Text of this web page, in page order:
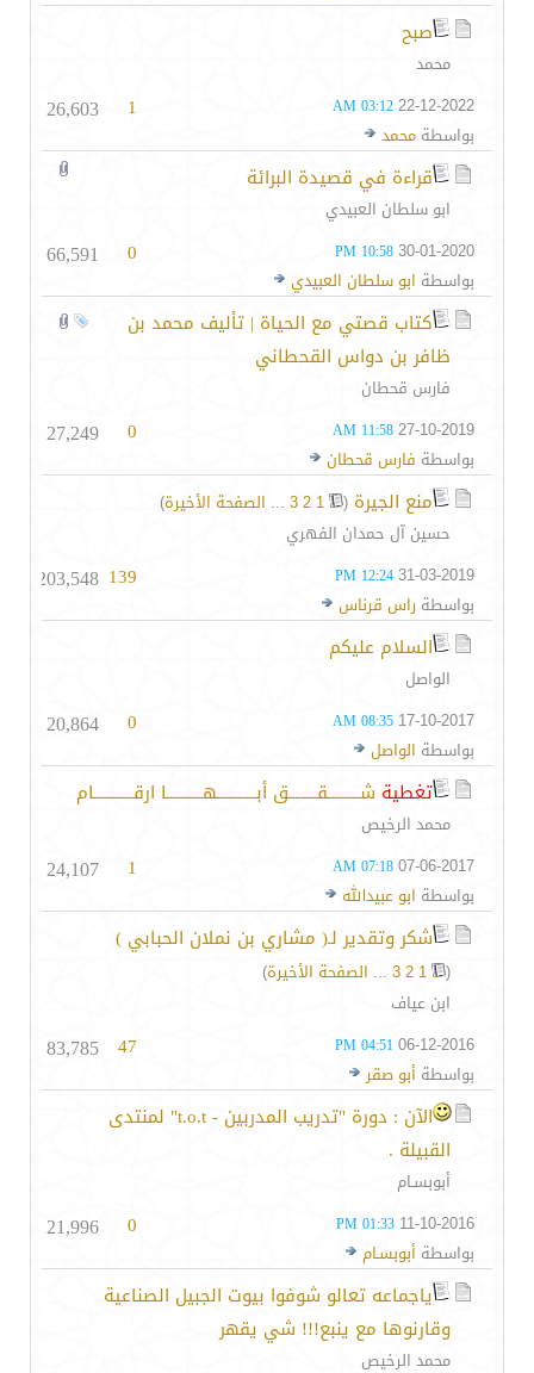
صبح
محمد
22-12-2022
03:12 AM
بواسطة محمد
1
26,603
قراءة في قصيدة البرائة
ابو سلطان العبيدي
30-01-2020
10:58 PM
بواسطة ابو سلطان العبيدي
0
66,591
كتاب قصتي مع الحياة | تأليف محمد بن
ظافر بن دواس القحطاني
فارس قحطان
27-10-2019
11:58 AM
بواسطة فارس قحطان
0
27,249
منع الجيرة (
1
2
3
... الصفحة الأخيرة)
حسين آل حمدان الفهري
31-03-2019
12:24 PM
بواسطة راس قرناس
139
203,548
السلام عليكم
الواصل
17-10-2017
08:35 AM
بواسطة الواصل
0
20,864
تغطية شـــــــــقــــــــق أبـــــــــــهــــــــــا ارقـــــــــــام
محمد الرخيص
07-06-2017
07:18 AM
بواسطة ابو عبيدالله
1
24,107
شكر وتقدير لـ( مشاري بن نملان الحبابي )
(
1
2
3
... الصفحة الأخيرة)
ابن عياف
06-12-2016
04:51 PM
بواسطة أبو صقر
47
83,785
الآن : دورة "تدريب المدربين - t.o.t" لمنتدى
القبيلة .
أبوبسـام
11-10-2016
01:33 PM
بواسطة أبوبسـام
0
21,996
ياجماعه تعالو شوفوا بيوت الجبيل الصناعية
وقارنوها مع ينبع!!! شي يقهر
محمد الرخيص